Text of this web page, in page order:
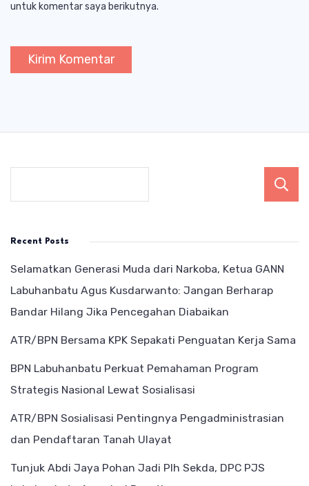
untuk komentar saya berikutnya.
Recent Posts
Selamatkan Generasi Muda dari Narkoba, Ketua GANN
Labuhanbatu Agus Kusdarwanto: Jangan Berharap
Bandar Hilang Jika Pencegahan Diabaikan
ATR/BPN Bersama KPK Sepakati Penguatan Kerja Sama
BPN Labuhanbatu Perkuat Pemahaman Program
Strategis Nasional Lewat Sosialisasi
ATR/BPN Sosialisasi Pentingnya Pengadministrasian
dan Pendaftaran Tanah Ulayat
Tunjuk Abdi Jaya Pohan Jadi Plh Sekda, DPC PJS